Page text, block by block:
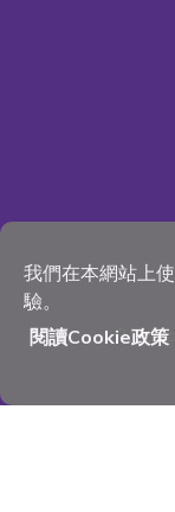
我們在本網站上
驗。
閱讀Cookie政策
©